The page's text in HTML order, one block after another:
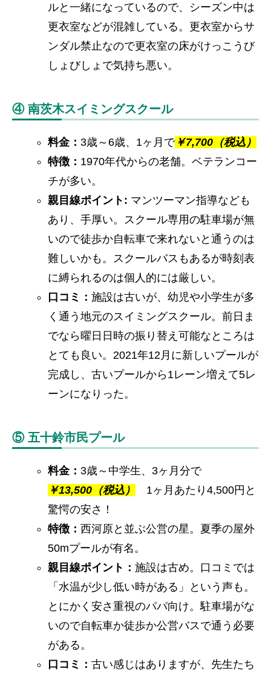
ルと一緒になっているので、シーズン中は
更衣室などが混雑している。更衣室からサ
ンダル禁止なので更衣室の床がけっこうび
しょびしょで気持ち悪い。
④ 南茨木スイミングスクール
料金：3歳～6歳、1ヶ月で ￥7,700（税込）
特徴： 1970年代からの老舗。ベテランコー
チが多い。
親目線ポイント: マンツーマン指導なども
あり、手厚い。スクール専用の駐車場が無
いので徒歩か自転車で来れないと通うのは
難しいかも。スクールバスもあるが時刻表
に縛られるのは個人的には厳しい。
口コミ：施設は古いが、幼児や小学生が多
く通う地元のスイミングスクール。前日ま
でなら曜日日時の振り替え可能なところは
とても良い。2021年12月に新しいプールが
完成し、古いプールから1レーン増えて5レ
ーンになりった。
⑤ 五十鈴市民プール
料金：3歳～中学生、3ヶ月分で
￥13,500（税込）
1ヶ月あたり4,500円と
驚愕の安さ！
特徴：西河原と並ぶ公営の星。夏季の屋外
50mプールが有名。
親目線ポイント：施設は古め。口コミでは
「水温が少し低い時がある」という声も。
とにかく安さ重視のパパ向け。駐車場がな
いので自転車か徒歩か公営バスで通う必要
がある。
口コミ：古い感じはありますが、先生たち